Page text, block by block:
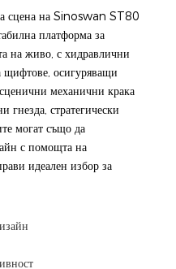
сцена на Sinoswan ST80
платформа за
на живо, с хидравлични
щифтове, осигуряващи
механични крака
стратегически
могат също да
с помощта на
идеален избор за